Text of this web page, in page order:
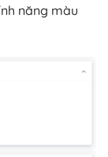
năng màu